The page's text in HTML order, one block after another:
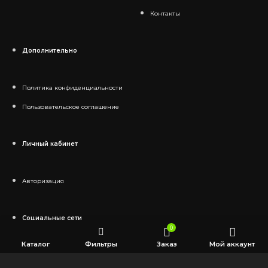
Контакты
Дополнительно
Политика конфиденциальности
Пользовательское соглашение
Личный кабинет
Авторизация
Социальные сети
Каталог Фильтры
0
Заказ Мой аккаунт